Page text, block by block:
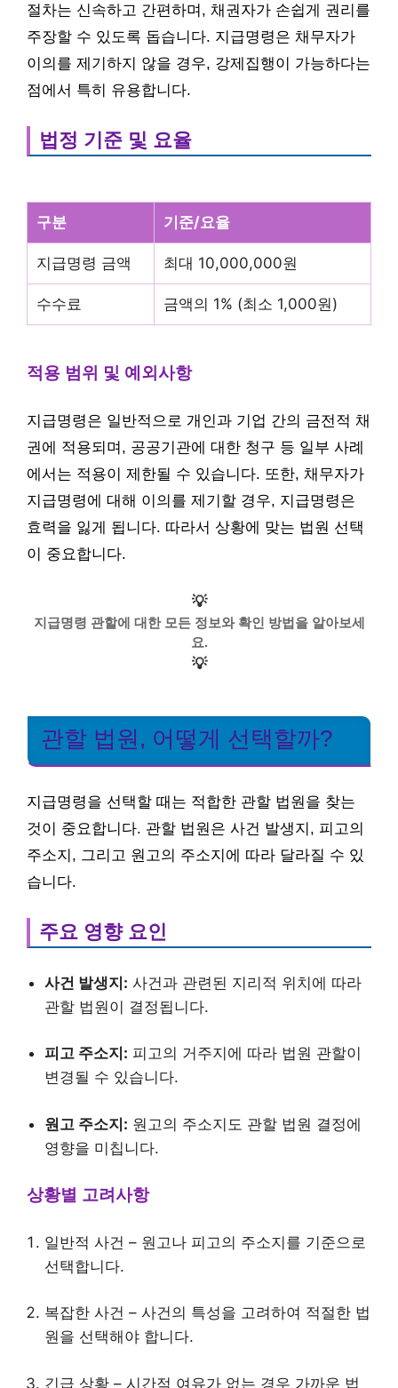
절차는 신속하고 간편하며, 채권자가 손쉽게 권리를
주장할 수 있도록 돕습니다. 지급명령은 채무자가
이의를 제기하지 않을 경우, 강제집행이 가능하다는
점에서 특히 유용합니다.
법정 기준 및 요율
구분 기준/요율
지급명령 금액 최대 10,000,000원
수수료 금액의 1% (최소 1,000원)
적용 범위 및 예외사항
지급명령은 일반적으로 개인과 기업 간의 금전적 채
권에 적용되며, 공공기관에 대한 청구 등 일부 사례
에서는 적용이 제한될 수 있습니다. 또한, 채무자가
지급명령에 대해 이의를 제기할 경우, 지급명령은
효력을 잃게 됩니다. 따라서 상황에 맞는 법원 선택
이 중요합니다.
💡
지급명령 관할에 대한 모든 정보와 확인 방법을 알아보세
요.
💡
관할 법원, 어떻게 선택할까?
지급명령을 선택할 때는 적합한 관할 법원을 찾는
것이 중요합니다. 관할 법원은 사건 발생지, 피고의
주소지, 그리고 원고의 주소지에 따라 달라질 수 있
습니다.
주요 영향 요인
사건 발생지: 사건과 관련된 지리적 위치에 따라
관할 법원이 결정됩니다.
피고 주소지: 피고의 거주지에 따라 법원 관할이
변경될 수 있습니다.
원고 주소지: 원고의 주소지도 관할 법원 결정에
영향을 미칩니다.
상황별 고려사항
일반적 사건 – 원고나 피고의 주소지를 기준으로
선택합니다.
복잡한 사건 – 사건의 특성을 고려하여 적절한 법
원을 선택해야 합니다.
긴급 상황 – 시간적 여유가 없는 경우 가까운 법